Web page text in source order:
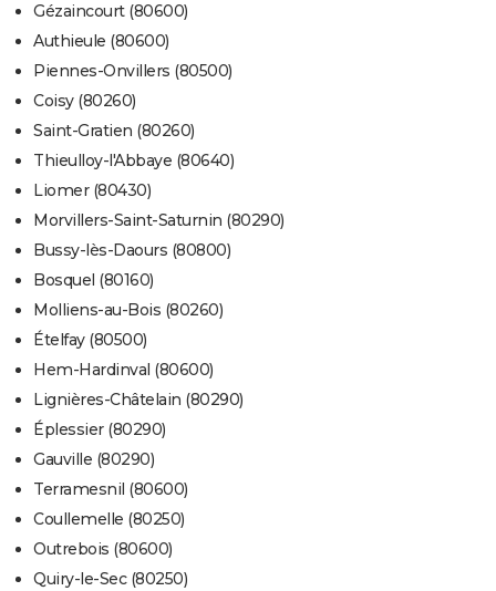
Gézaincourt (80600)
Authieule (80600)
Piennes-Onvillers (80500)
Coisy (80260)
Saint-Gratien (80260)
Thieulloy-l'Abbaye (80640)
Liomer (80430)
Morvillers-Saint-Saturnin (80290)
Bussy-lès-Daours (80800)
Bosquel (80160)
Molliens-au-Bois (80260)
Ételfay (80500)
Hem-Hardinval (80600)
Lignières-Châtelain (80290)
Éplessier (80290)
Gauville (80290)
Terramesnil (80600)
Coullemelle (80250)
Outrebois (80600)
Quiry-le-Sec (80250)